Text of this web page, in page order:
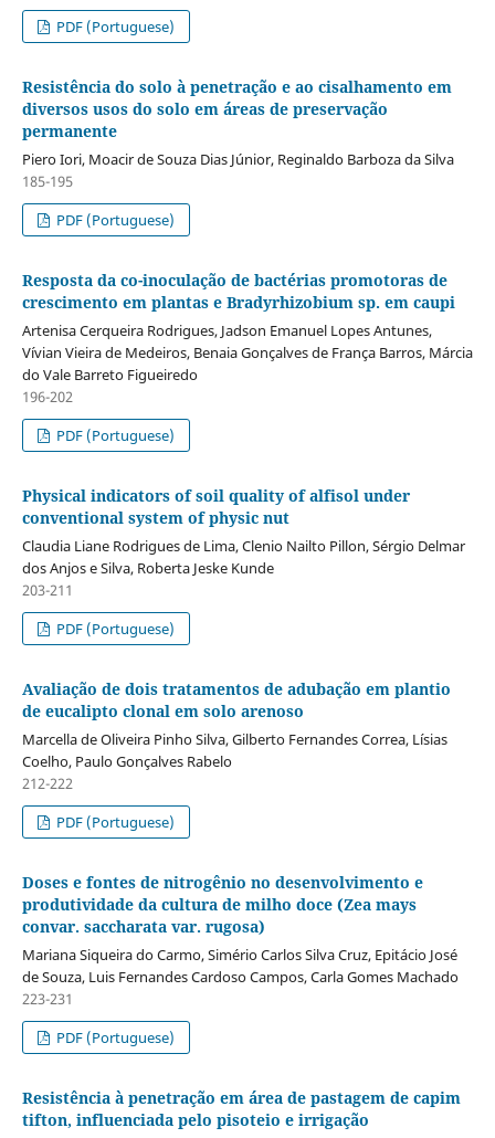
PDF (Portuguese)
Resistência do solo à penetração e ao cisalhamento em
diversos usos do solo em áreas de preservação
permanente
Piero Iori, Moacir de Souza Dias Júnior, Reginaldo Barboza da Silva
185-195
PDF (Portuguese)
Resposta da co-inoculação de bactérias promotoras de
crescimento em plantas e Bradyrhizobium sp. em caupi
Artenisa Cerqueira Rodrigues, Jadson Emanuel Lopes Antunes,
Vívian Vieira de Medeiros, Benaia Gonçalves de França Barros, Márcia
do Vale Barreto Figueiredo
196-202
PDF (Portuguese)
Physical indicators of soil quality of alfisol under
conventional system of physic nut
Claudia Liane Rodrigues de Lima, Clenio Nailto Pillon, Sérgio Delmar
dos Anjos e Silva, Roberta Jeske Kunde
203-211
PDF (Portuguese)
Avaliação de dois tratamentos de adubação em plantio
de eucalipto clonal em solo arenoso
Marcella de Oliveira Pinho Silva, Gilberto Fernandes Correa, Lísias
Coelho, Paulo Gonçalves Rabelo
212-222
PDF (Portuguese)
Doses e fontes de nitrogênio no desenvolvimento e
produtividade da cultura de milho doce (Zea mays
convar. saccharata var. rugosa)
Mariana Siqueira do Carmo, Simério Carlos Silva Cruz, Epitácio José
de Souza, Luis Fernandes Cardoso Campos, Carla Gomes Machado
223-231
PDF (Portuguese)
Resistência à penetração em área de pastagem de capim
tifton, influenciada pelo pisoteio e irrigação